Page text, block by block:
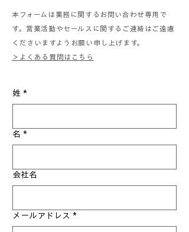
本フォームは業務に関するお問い合わせ専用で
す。営業活動やセールスに関するご連絡はご遠慮
くださいますようお願い申し上げます。
＞​よくある質問はこちら
姓 *
名 *
会社名
メールアドレス *